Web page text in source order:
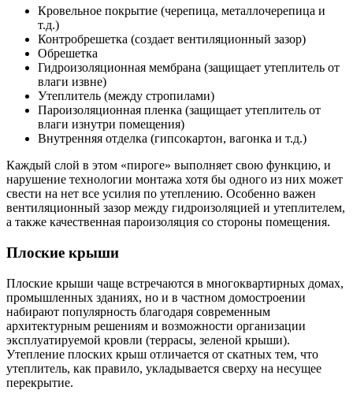
Кровельное покрытие (черепица, металлочерепица и
т.д.)
Контробрешетка (создает вентиляционный зазор)
Обрешетка
Гидроизоляционная мембрана (защищает утеплитель от
влаги извне)
Утеплитель (между стропилами)
Пароизоляционная пленка (защищает утеплитель от
влаги изнутри помещения)
Внутренняя отделка (гипсокартон, вагонка и т.д.)
Каждый слой в этом «пироге» выполняет свою функцию, и
нарушение технологии монтажа хотя бы одного из них может
свести на нет все усилия по утеплению. Особенно важен
вентиляционный зазор между гидроизоляцией и утеплителем,
а также качественная пароизоляция со стороны помещения.
Плоские крыши
Плоские крыши чаще встречаются в многоквартирных домах,
промышленных зданиях, но и в частном домостроении
набирают популярность благодаря современным
архитектурным решениям и возможности организации
эксплуатируемой кровли (террасы, зеленой крыши).
Утепление плоских крыш отличается от скатных тем, что
утеплитель, как правило, укладывается сверху на несущее
перекрытие.